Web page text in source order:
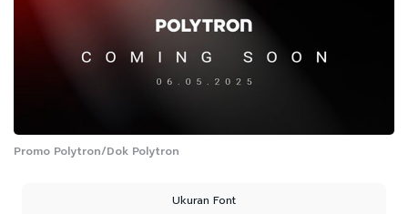
Promo Polytron/Dok Polytron
Ukuran Font